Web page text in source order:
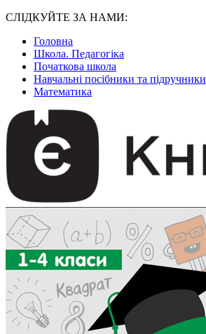
СЛІДКУЙТЕ ЗА НАМИ:
Головна
Школа. Педагогіка
Початкова школа
Навчальні посібники та підручники
Математика